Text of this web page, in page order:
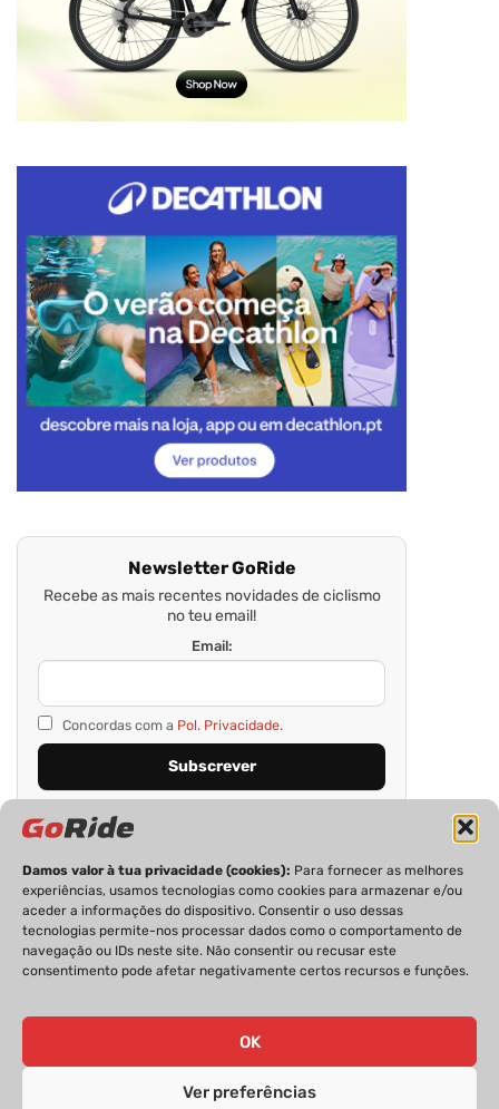
Damos valor à tua privacidade (cookies): Para fornecer as melhores
experiências, usamos tecnologias como cookies para armazenar e/ou
aceder a informações do dispositivo. Consentir o uso dessas
tecnologias permite-nos processar dados como o comportamento de
navegação ou IDs neste site. Não consentir ou recusar este
consentimento pode afetar negativamente certos recursos e funções.
OK
Ver preferências
Newsletter GoRide
Recebe as mais recentes novidades de ciclismo
no teu email!
Email:
Concordas com a Pol. Privacidade.
PRIVACIDADE FICHA TÉCNICA
ESTATUTO EDITORIAL